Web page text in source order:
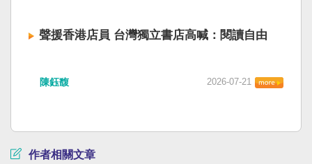
聲援香港店員 台灣獨立書店高喊：閱讀自由
陳鈺馥 2026-07-21
作者相關文章